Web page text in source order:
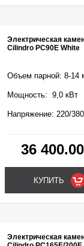
Электрическая
Cilindro PC90E White
Объем парной: 8-14
Мощность: 9,0 кВт
Напряжение: 220/
36 400.00
Электрическая